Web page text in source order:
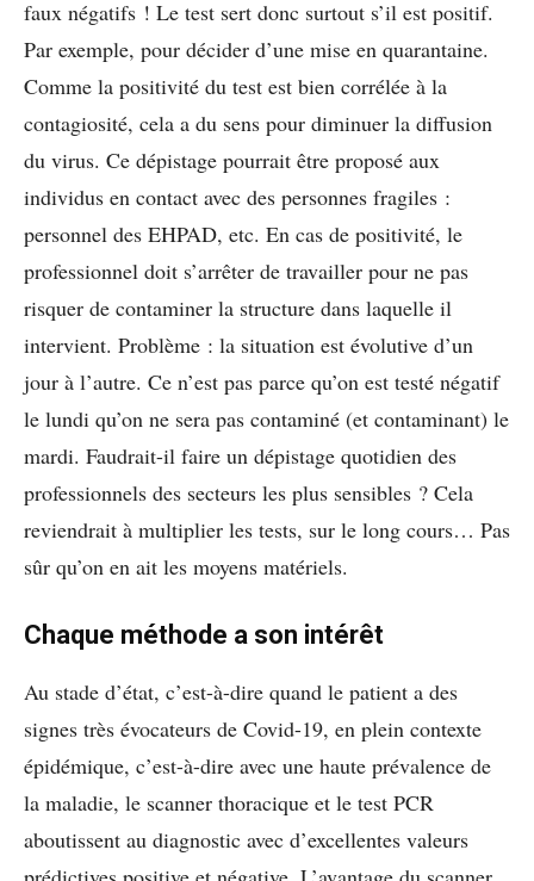
faux négatifs ! Le test sert donc surtout s’il est positif.
Par exemple, pour décider d’une mise en quarantaine.
Comme la positivité du test est bien corrélée à la
contagiosité, cela a du sens pour diminuer la diffusion
du virus. Ce dépistage pourrait être proposé aux
individus en contact avec des personnes fragiles :
personnel des EHPAD, etc. En cas de positivité, le
professionnel doit s’arrêter de travailler pour ne pas
risquer de contaminer la structure dans laquelle il
intervient. Problème : la situation est évolutive d’un
jour à l’autre. Ce n’est pas parce qu’on est testé négatif
le lundi qu’on ne sera pas contaminé (et contaminant) le
mardi. Faudrait-il faire un dépistage quotidien des
professionnels des secteurs les plus sensibles ? Cela
reviendrait à multiplier les tests, sur le long cours… Pas
sûr qu’on en ait les moyens matériels.
Chaque méthode a son intérêt
Au stade d’état, c’est-à-dire quand le patient a des
signes très évocateurs de Covid-19, en plein contexte
épidémique, c’est-à-dire avec une haute prévalence de
la maladie, le scanner thoracique et le test PCR
aboutissent au diagnostic avec d’excellentes valeurs